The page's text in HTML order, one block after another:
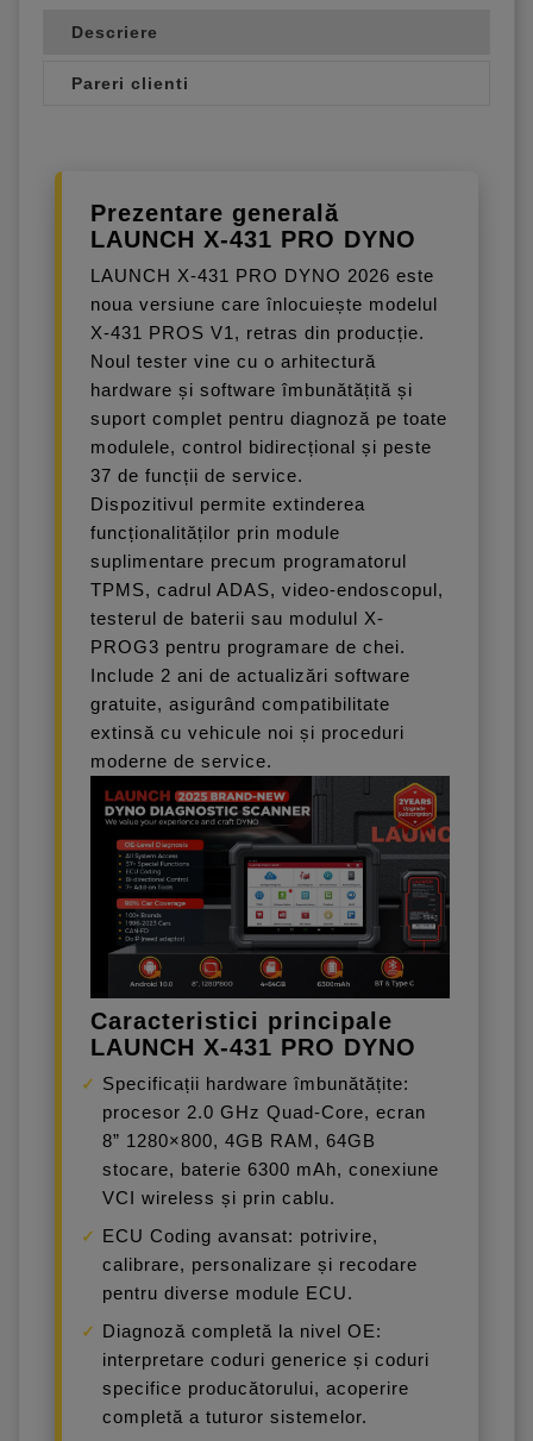
Descriere
Pareri clienti
Prezentare generală
LAUNCH X-431 PRO DYNO
LAUNCH X-431 PRO DYNO 2026 este
noua versiune care înlocuiește modelul
X-431 PROS V1, retras din producție.
Noul tester vine cu o arhitectură
hardware și software îmbunătățită și
suport complet pentru diagnoză pe toate
modulele, control bidirecțional și peste
37 de funcții de service.
Dispozitivul permite extinderea
funcționalităților prin module
suplimentare precum programatorul
TPMS, cadrul ADAS, video-endoscopul,
testerul de baterii sau modulul X-
PROG3 pentru programare de chei.
Include 2 ani de actualizări software
gratuite, asigurând compatibilitate
extinsă cu vehicule noi și proceduri
moderne de service.
Caracteristici principale
LAUNCH X-431 PRO DYNO
Specificații hardware îmbunătățite:
procesor 2.0 GHz Quad-Core, ecran
8” 1280×800, 4GB RAM, 64GB
stocare, baterie 6300 mAh, conexiune
VCI wireless și prin cablu.
ECU Coding avansat: potrivire,
calibrare, personalizare și recodare
pentru diverse module ECU.
Diagnoză completă la nivel OE:
interpretare coduri generice și coduri
specifice producătorului, acoperire
completă a tuturor sistemelor.